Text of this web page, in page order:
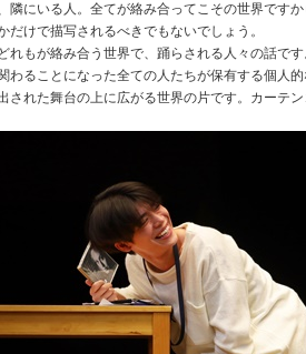
隣にいる人。全てが絡み合ってこその世界です
だけで描写されるべきでもないでしょう。
れもが絡み合う世界で、踊らされる人々の話で
わることになった全ての人たちが保有する個人
された舞台の上に広がる世界の片です。カーテン